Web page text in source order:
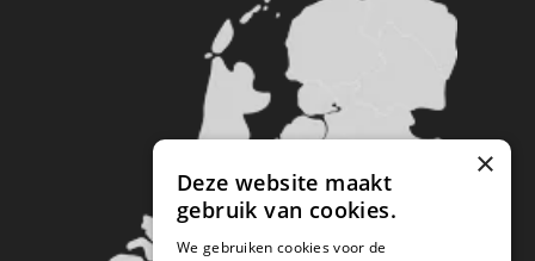
×
Deze website maakt
gebruik van cookies.
We gebruiken cookies voor de